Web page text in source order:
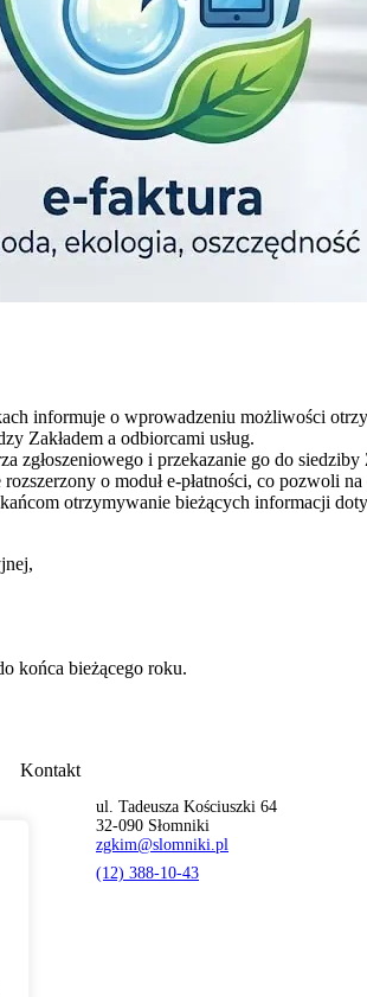
informuje o wprowadzeniu możliwości
Zakładem a odbiorcami usług.
zgłoszeniowego i przekazanie go do
o moduł e-płatności, co pozwoli
otrzymywanie bieżących informacji
końca bieżącego roku.
Kontakt
ul. Tadeusza Kościuszki 64
32-090 Słomniki
zgkim@slomniki.pl
(12) 388-10-43